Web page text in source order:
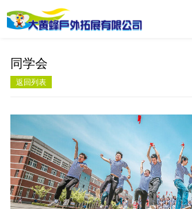
同学会
返回列表